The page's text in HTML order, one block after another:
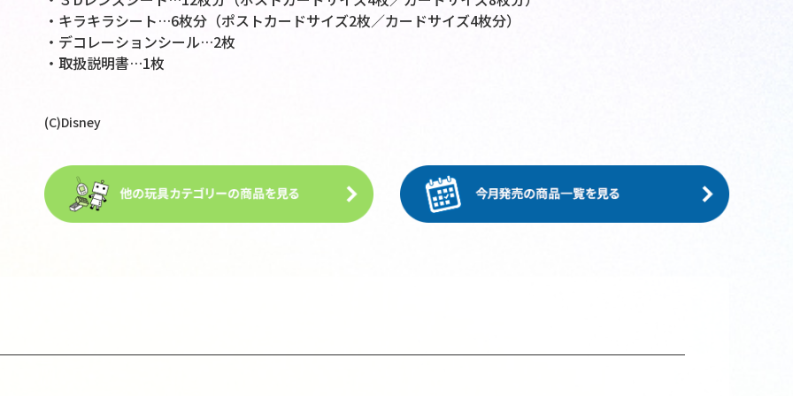
・キラキラシート…6枚分（ポストカードサイズ2枚／カードサイズ4枚分）
・デコレーションシール…2枚
・取扱説明書…1枚
(C)Disney